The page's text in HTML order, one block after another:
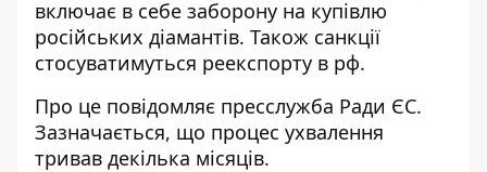
включає в себе заборону на купівлю
російських діамантів. Також санкції
стосуватимуться реекспорту в рф.
Про це повідомляє пресслужба Ради ЄС.
Зазначається, що процес ухвалення
тривав декілька місяців.